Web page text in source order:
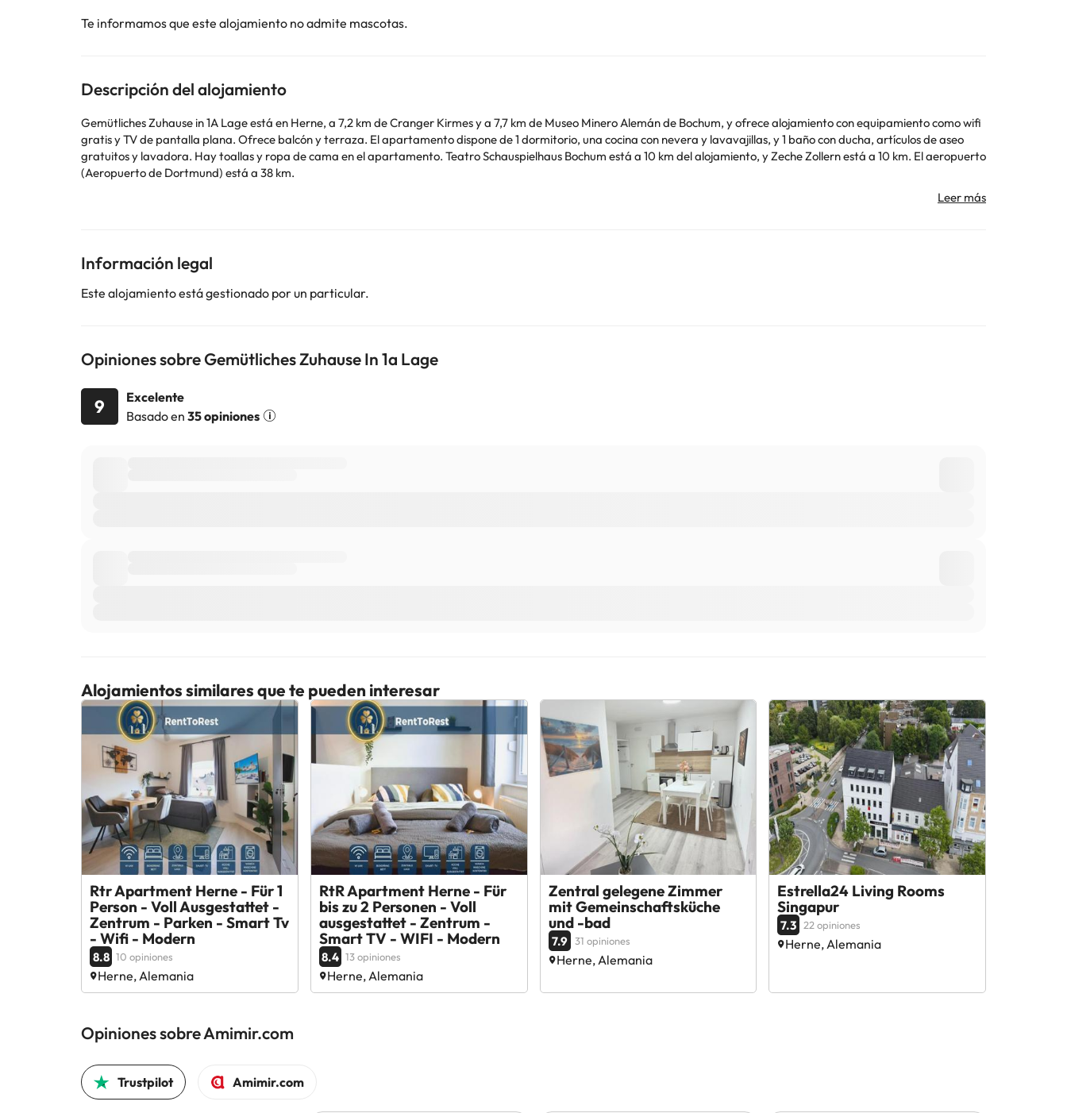
Te informamos que este alojamiento no admite mascotas.
Descripción del alojamiento
Gemütliches Zuhause in 1A Lage está en Herne, a 7,2 km de Cranger Kirmes y a 7,7 km de Museo Minero Alemán de Bochum, y ofrece alojamiento con equipamiento como wifi
gratis y TV de pantalla plana. Ofrece balcón y terraza. El apartamento dispone de 1 dormitorio, una cocina con nevera y lavavajillas, y 1 baño con ducha, artículos de aseo
gratuitos y lavadora. Hay toallas y ropa de cama en el apartamento. Teatro Schauspielhaus Bochum está a 10 km del alojamiento, y Zeche Zollern está a 10 km. El aeropuerto
(Aeropuerto de Dortmund) está a 38 km.
Información legal
Este alojamiento está gestionado por un particular.
Opiniones sobre Gemütliches Zuhause In 1a Lage
9
Excelente
Basado en 35 opiniones
Alojamientos similares que te pueden interesar
Rtr Apartment Herne - Für 1
Person - Voll Ausgestattet -
Zentrum - Parken - Smart Tv
- Wifi - Modern
8.8 10 opiniones
Herne, Alemania
RtR Apartment Herne - Für
bis zu 2 Personen - Voll
ausgestattet - Zentrum -
Smart TV - WIFI - Modern
8.4 13 opiniones
Herne, Alemania
Zentral gelegene Zimmer
mit Gemeinschaftsküche
und -bad
7.9 31 opiniones
Herne, Alemania
Estrella24 Living Rooms
Singapur
7.3 22 opiniones
Herne, Alemania
Opiniones sobre Amimir.com
Trustpilot Amimir.com